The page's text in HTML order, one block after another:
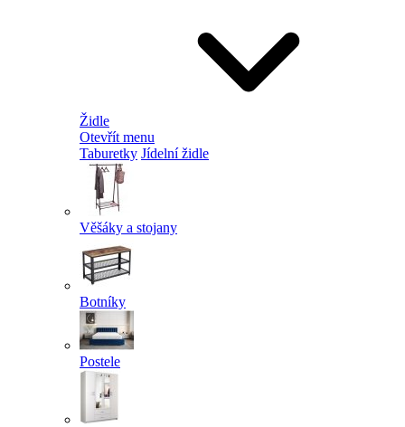
Židle
Otevřít menu
Taburetky Jídelní židle
Věšáky a stojany
Botníky
Postele